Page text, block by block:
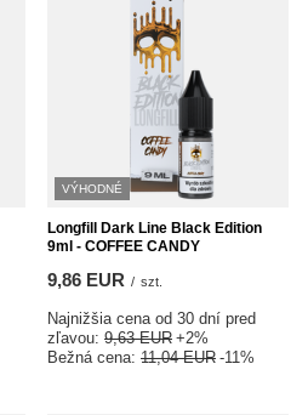
VÝHODNÉ
Longfill Dark Line Black Edition
9ml - COFFEE CANDY
9,86 EUR / szt.
Najnižšia cena od 30 dní pred
zľavou: 9,63 EUR +2%
Bežná cena: 11,04 EUR -11%